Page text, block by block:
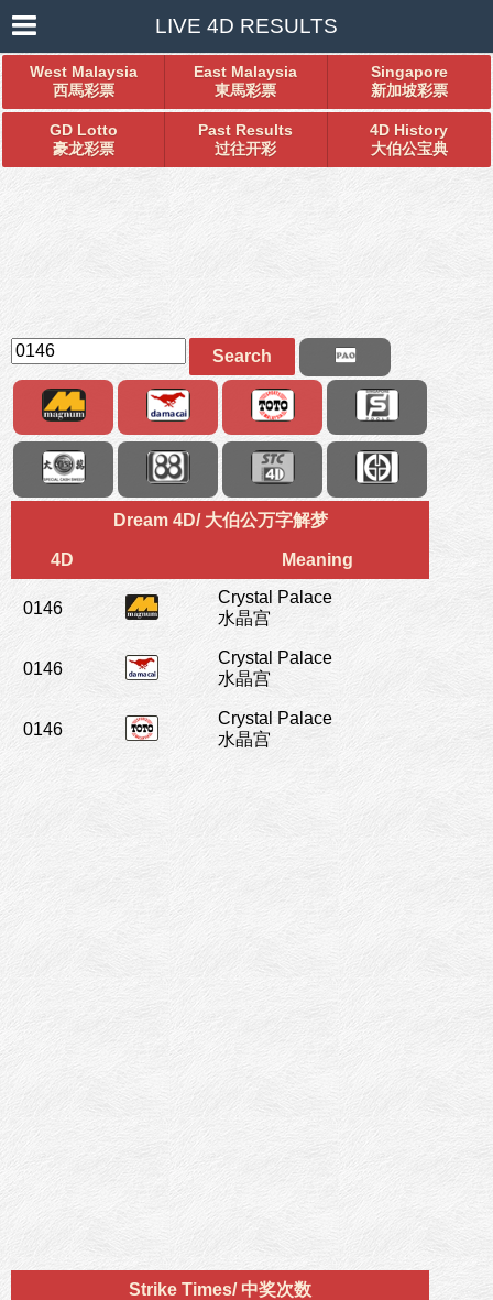
LIVE 4D RESULTS
West Malaysia
西馬彩票
East Malaysia
東馬彩票
Singapore
新加坡彩票
GD Lotto
豪龙彩票
Past Results
过往开彩
4D History
大伯公宝典
Search
Dream 4D/ 大伯公万字解梦
4D Meaning
0146
Crystal Palace
水晶宫
0146
Crystal Palace
水晶宫
0146
Crystal Palace
水晶宫
Strike Times/ 中奖次数